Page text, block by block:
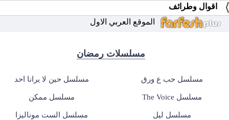
اقوال وطرائف
الموقع العربي الاول
مسلسلات رمضان
مسلسل حب ع ورق مسلسل حين لا يرانا احد
مسلسل The Voice مسلسل ممكن
مسلسل ليل مسلسل الست موناليزا